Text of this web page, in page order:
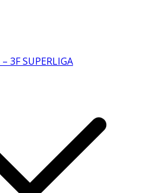
3F SUPERLIGA